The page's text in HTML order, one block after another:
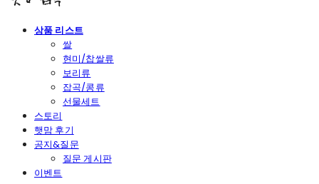
상품 리스트
쌀
현미/찹쌀류
보리류
잡곡/콩류
선물세트
스토리
햇맘 후기
공지&질문
질문 게시판
이벤트